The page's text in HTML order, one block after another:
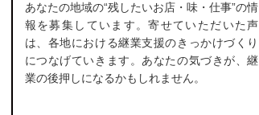
あなたの地域の“残したいお店・味・仕事”の情
報を募集しています。寄せていただいた声
は、各地における継業支援のきっかけづくり
につなげていきます。あなたの気づきが、継
業の後押しになるかもしれません。